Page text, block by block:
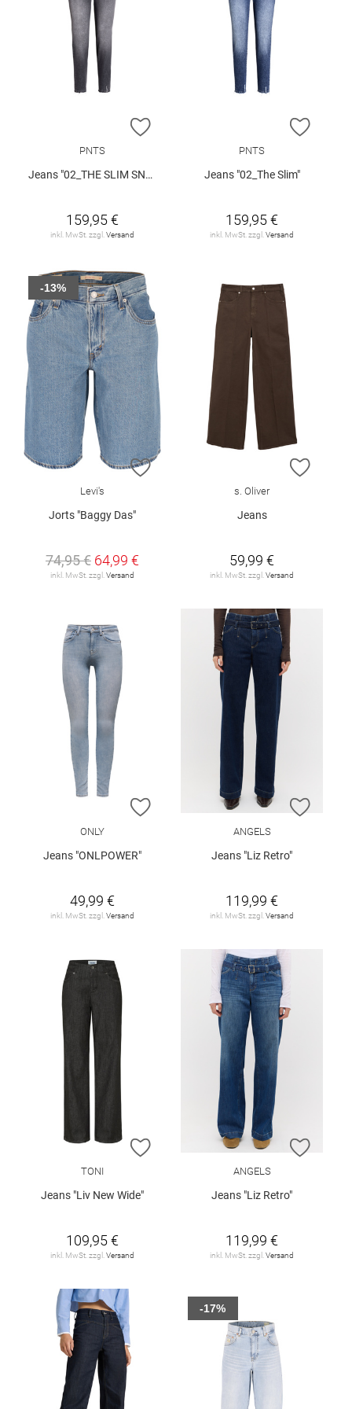
ZUR WUNSCHLISTE HINZUFÜGEN
PNTS
Jeans "02_THE SLIM SNOS"
159,95 €
inkl. MwSt. zzgl. Versand
ZUR
PNTS
Jeans "02_The Slim"
159,95 €
inkl. MwSt. zzgl. Versand
ZUR WUNSCHLISTE HINZUFÜGEN
Levi's
Jorts "Baggy Das"
74,95 € 64,99 €
inkl. MwSt. zzgl. Versand
-13%
ZUR
s. Oliver
Jeans
59,99 €
inkl. MwSt. zzgl. Versand
ZUR WUNSCHLISTE HINZUFÜGEN
ONLY
Jeans "ONLPOWER"
49,99 €
inkl. MwSt. zzgl. Versand
ZUR
ANGELS
Jeans "Liz Retro"
119,99 €
inkl. MwSt. zzgl. Versand
ZUR WUNSCHLISTE HINZUFÜGEN
TONI
Jeans "Liv New Wide"
109,95 €
inkl. MwSt. zzgl.Versand
ZUR
ANGELS
Jeans "Liz Retro"
119,99 €
inkl. MwSt. zzgl.Versand
-17%